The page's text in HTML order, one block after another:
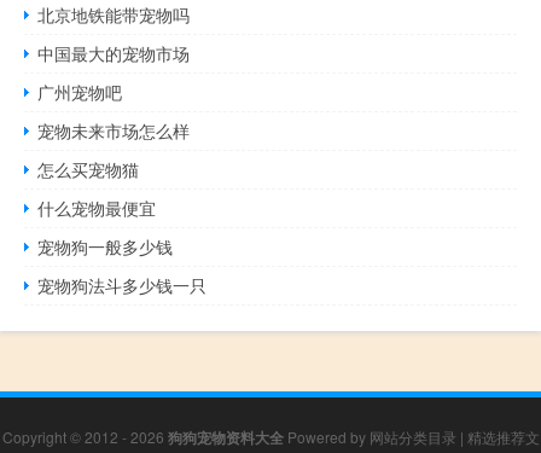
北京地铁能带宠物吗
中国最大的宠物市场
广州宠物吧
宠物未来市场怎么样
怎么买宠物猫
什么宠物最便宜
宠物狗一般多少钱
宠物狗法斗多少钱一只
Copyright © 2012 - 2026 狗狗宠物资料大全Powered by 网站分类目录 | 精选推荐文